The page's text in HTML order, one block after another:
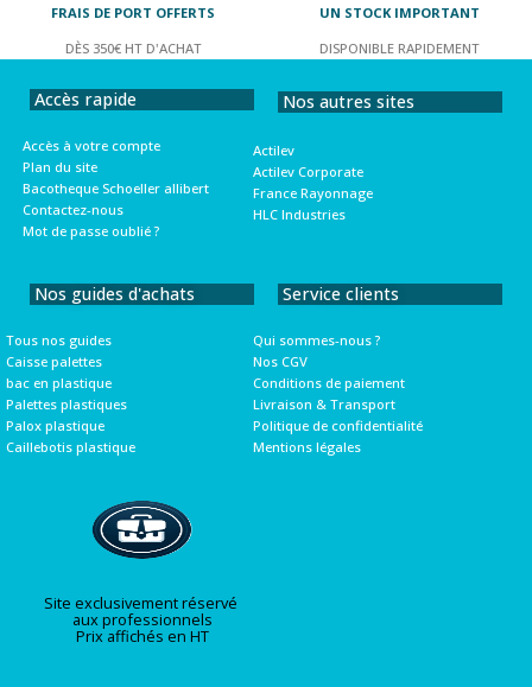
FRAIS DE PORT OFFERTS
DÈS 350€ HT D'ACHAT
UN STOCK IMPORTANT
DISPONIBLE RAPIDEMENT
Accès rapide
Accès à votre compte
Plan du site
Bacotheque Schoeller allibert
Contactez-nous
Mot de passe oublié ?
Nos autres sites
Actilev
Actilev Corporate
France Rayonnage
HLC Industries
Nos guides d'achats
Tous nos guides
Caisse palettes
bac en plastique
Palettes plastiques
Palox plastique
Caillebotis plastique
Service clients
Qui sommes-nous ?
Nos CGV
Conditions de paiement
Livraison & Transport
Politique de confidentialité
Mentions légales
Site exclusivement réservé
aux professionnels
Prix affichés en HT